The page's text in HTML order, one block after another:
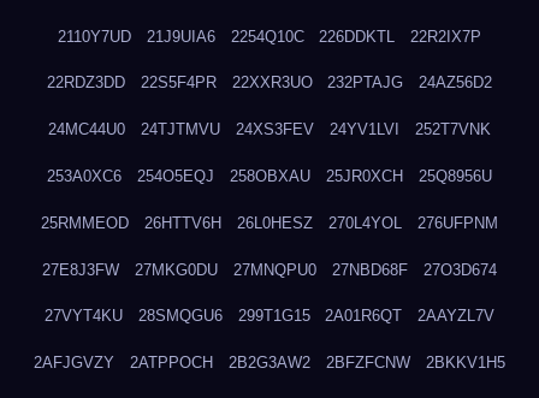
2110Y7UD 21J9UIA6 2254Q10C 226DDKTL 22R2IX7P
22RDZ3DD 22S5F4PR 22XXR3UO 232PTAJG 24AZ56D2
24MC44U0 24TJTMVU 24XS3FEV 24YV1LVI 252T7VNK
253A0XC6 254O5EQJ 258OBXAU 25JR0XCH 25Q8956U
25RMMEOD 26HTTV6H 26L0HESZ 270L4YOL 276UFPNM
27E8J3FW 27MKG0DU 27MNQPU0 27NBD68F 27O3D674
27VYT4KU 28SMQGU6 299T1G15 2A01R6QT 2AAYZL7V
2AFJGVZY 2ATPPOCH 2B2G3AW2 2BFZFCNW 2BKKV1H5